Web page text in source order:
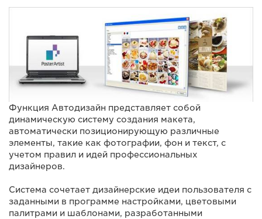
Функция Автодизайн представляет собой
динамическую систему создания макета,
автоматически позиционирующую различные
элементы, такие как фотографии, фон и текст, с
учетом правил и идей профессиональных
дизайнеров.
Система сочетает дизайнерские идеи пользователя с
заданными в программе настройками, цветовыми
палитрами и шаблонами, разработанными